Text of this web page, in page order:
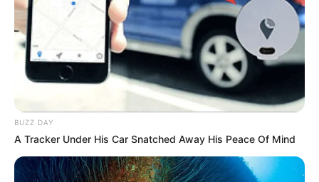
IBAGUÉ
"IGNIKO incumplio en la
recolección de basuras":
Gerente de Ibagué Limpia
IBAGUÉ
BUZZ DAY
A Tracker Under His Car Snatched Away His Peace Of Mind